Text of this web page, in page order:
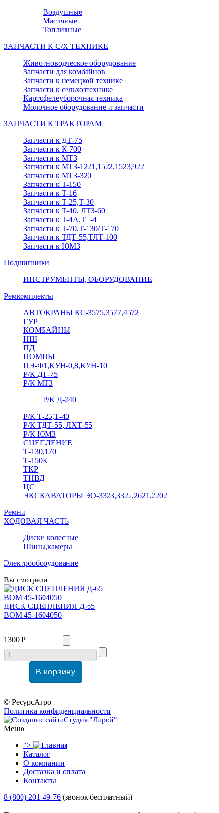
Воздушные
Масляные
Топливные
ЗАПЧАСТИ К С/Х ТЕХНИКЕ
Животноводческое оборудование
Запчасти для комбайнов
Запчасти к немецкой технике
Запчасти к сельхозтехнике
Картофелеуборочная техника
Молочное оборудование и запчасти
ЗАПЧАСТИ К ТРАКТОРАМ
Запчасти к ДТ-75
Запчасти к К-700
Запчасти к МТЗ
Запчасти к МТЗ-1221,1522,1523,922
Запчасти к МТЗ-320
Запчасти к Т-150
Запчасти к Т-16
Запчасти к Т-25,Т-30
Запчасти к Т-40, ЛТЗ-60
Запчасти к Т-4А,ТТ-4
Запчасти к Т-70,Т-130/Т-170
Запчасти к ТДТ-55,ТЛТ-100
Запчасти к ЮМЗ
Подшипники
ИНСТРУМЕНТЫ, ОБОРУДОВАНИЕ
Ремкомплекты
АВТОКРАНЫ КС-3575,3577,4572
ГУР
КОМБАЙНЫ
НШ
ПД
ПОМПЫ
ПЭ-Ф1,КУН-0,8,КУН-10
Р/К ДТ-75
Р/К МТЗ
Р/К Д-240
Р/К Т-25,Т-40
Р/К ТДТ-55, ЛХТ-55
Р/К ЮМЗ
СЦЕПЛЕНИЕ
Т-130,170
Т-150К
ТКР
ТНВД
ЦС
ЭКСКАВАТОРЫ ЭО-3323,3322,2621,2202
Ремни
ХОДОВАЯ ЧАСТЬ
Диски колесные
Шины,камеры
Электрооборудование
Вы смотрели
ДИСК СЦЕПЛЕНИЯ Д-65
ВОМ 45-1604050
1300 Р
© РесурсАгро
Политика конфиденциальности
Студия "Ларой"
Меню
">
Каталог
О компании
Доставка и оплата
Контакты
8 (800) 201-49-76 (звонок бесплатный)